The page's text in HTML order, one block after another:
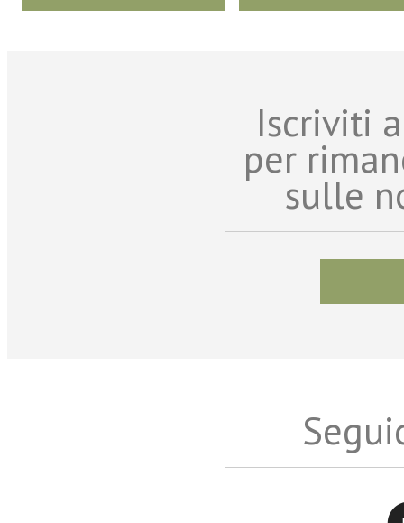
Iscriviti
per
sulle